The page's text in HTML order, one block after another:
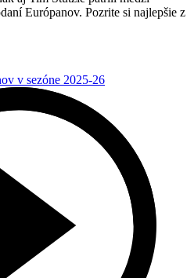
Európanov. Pozrite si najlepšie z